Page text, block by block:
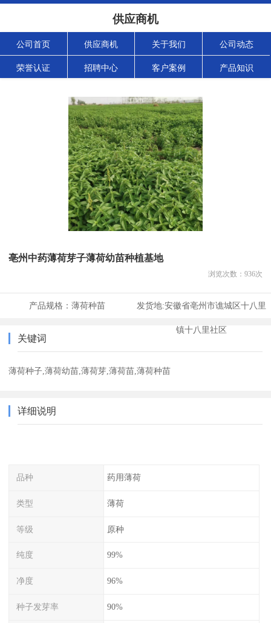
供应商机
公司首页 供应商机 关于我们 公司动态
荣誉认证 招聘中心 客户案例 产品知识
亳州中药薄荷芽子薄荷幼苗种植基地
浏览次数： 936次
产品规格： 薄荷种苗 发货地:安徽省亳州市谯城区十八里
镇十八里社区
关键词
薄荷种子,薄荷幼苗,薄荷芽,薄荷苗,薄荷种苗
详细说明
品种 药用薄荷
类型 薄荷
等级 原种
纯度 99%
净度 96%
种子发芽率 90%